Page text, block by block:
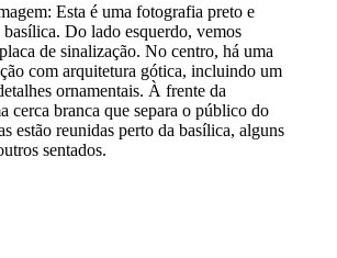
Esta é uma fotografia preto e
Do lado esquerdo, vemos
de sinalização. No centro, há uma
com arquitetura gótica, incluindo um
ornamentais. À frente da
cerca branca que separa o público do
estão reunidas perto da basílica, alguns
sentados.